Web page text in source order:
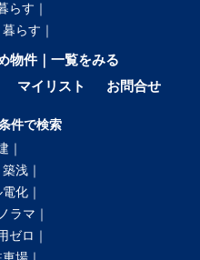
らす｜
らす｜
物件｜一覧をみる
マイリスト お問合せ
件で検索
｜
浅｜
化｜
ラマ｜
ゼロ｜